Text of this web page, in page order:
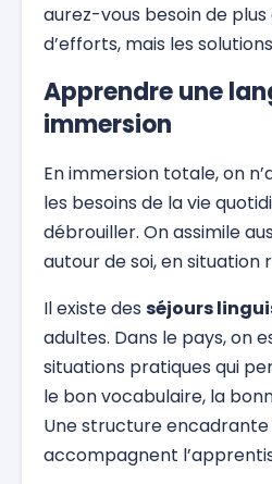
aurez-vous besoin de
d’efforts, mais les
Apprendre une
immersion
En immersion totale, on
les besoins de la vie
débrouiller. On assimile
autour de soi, en situation
Il existe des séjours
adultes. Dans le pays, on
situations pratiques qui
le bon vocabulaire, la
Une structure
accompagnent